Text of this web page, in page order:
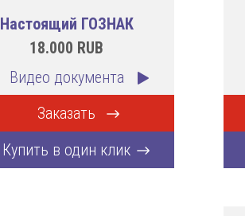
Настоящий ГОЗНАК
18.000 RUB
Видео документа
Заказать
Купить в один клик